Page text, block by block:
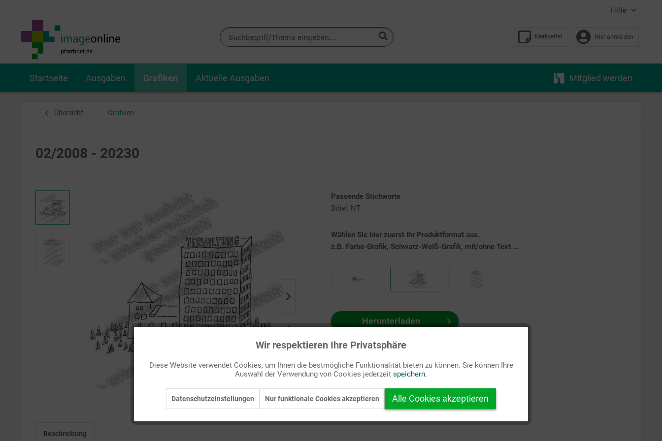
Hilfe
Merkzettel Hier anmelden
Startseite Ausgaben Grafiken Aktuelle Ausgaben Mitglied werden
Übersicht Grafiken
02/2008 - 20230
Passende Stichworte
Bibel, NT
Wählen Sie hier zuerst Ihr Produktformat aus.
z.B. Farbe-Grafik, Schwarz-Weiß-Grafik, mit/ohne Text ...
Herunterladen
Auf Ihren Merkzettel setzen
Beschreibung
Inaktiv
Wir respektieren Ihre Privatsphäre
Diese Website verwendet Cookies, um Ihnen die bestmögliche Funktionalität bieten zu können. Sie können Ihre
Auswahl der Verwendung von Cookies jederzeit speichern.
Datenschutzeinstellungen Nur funktionale Cookies akzeptieren Alle Cookies akzeptieren